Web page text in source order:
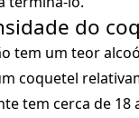
do
tem um teor
coquetel
tem cerca de 18